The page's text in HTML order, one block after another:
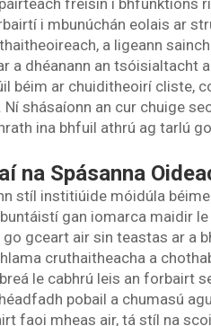
i mbunúchán eolais ar
a ligeann
a dhéanann an tsóisialtacht
béim ar chuiditheoirí cliste,
Ní shásaíonn an cur chuige
ina bhfuil athrú ag tarlú
na Spásanna
stíl institiúide móidúla
gan iomarca maidir
gceart air sin teastas ar a
cruthaitheacha a
le cabhrú leis an forbairt
pobail a chumasú
faoi mheas air, tá stíl na